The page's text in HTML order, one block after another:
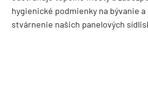
hygienické podmienky na bývanie
stvárnenie našich panelových